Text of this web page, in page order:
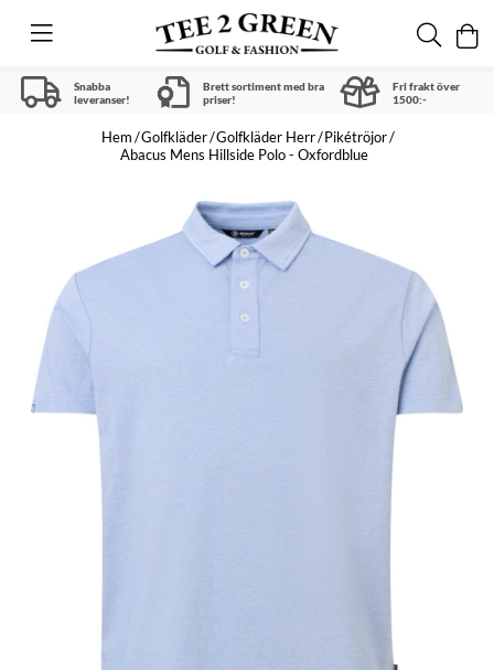
Snabba
leveranser!
Brett sortiment med bra
priser!
Fri frakt över
1500:-
Hem Golfkläder Golfkläder Herr Pikétröjor
Abacus Mens Hillside Polo - Oxfordblue